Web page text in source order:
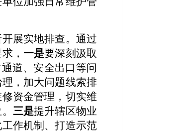
展实地排查。通过
， 一是要深刻汲取
道、安全出口等问
， 加大问题线索排
资金管理，切实维
三是提升辖区物业
作机制、打造示范